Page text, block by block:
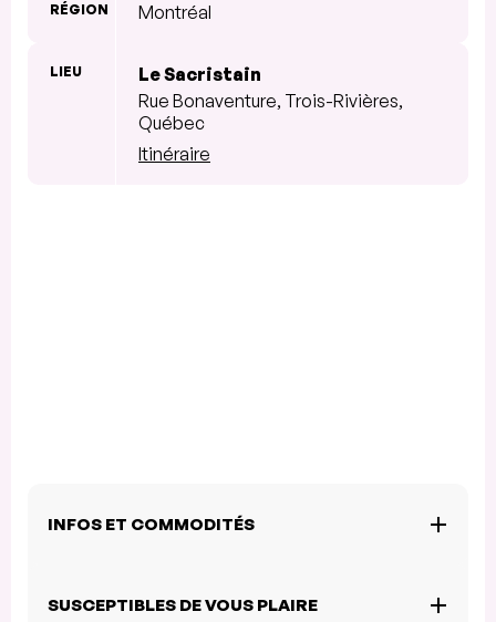
RÉGION Montréal
LIEU
Le Sacristain
Rue Bonaventure, Trois-Rivières,
Québec
Itinéraire
INFOS ET COMMODITÉS
SUSCEPTIBLES DE VOUS PLAIRE